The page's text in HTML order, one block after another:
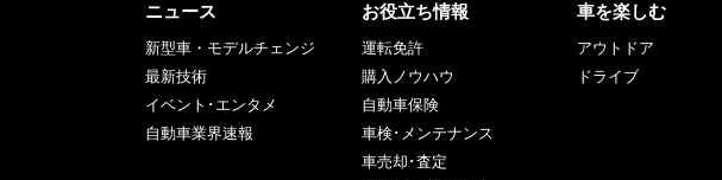
ニュース
新型車・モデルチェンジ
最新技術
イベント･エンタメ
自動車業界速報
お役立ち情報
運転免許
購入ノウハウ
自動車保険
車検･メンテナンス
車売却･査定
車を楽しむ
アウトドア
ドライブ